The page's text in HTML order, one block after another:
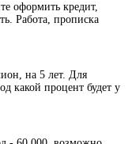
оформить кредит,
Работа, прописка
на 5 лет. Для
какой процент будет у